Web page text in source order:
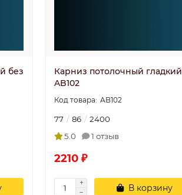
без
Карниз потолочный гладкий
AB102
AB102
77 86
2400
5.0
1 отзыв
2210 ₽
В корзину